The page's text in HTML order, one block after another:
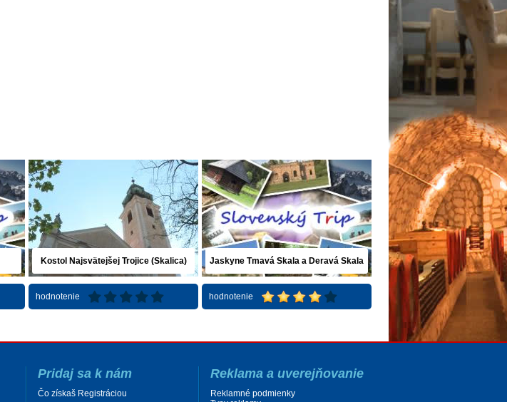
Kostol Najsvätejšej Trojice (Skalica)
hodnotenie
Jaskyne Tmavá Skala a Deravá Skala
(Plavecký Mikuláš)
hodnotenie
Pridaj sa k nám
Čo získaš Registráciou
Reklama a uverejňovanie
Reklamné podmienky